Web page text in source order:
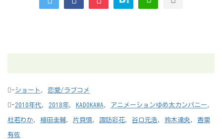
- ショート , 恋愛/ラブコメ
-2010年代, 2018年, KADOKAWA, アニメーションゆめ太カンパニー,
杜若わか, 植田圭輔, 片貝慎, 諏訪彩花, 谷口元浩, 鈴木達央, 香里
有佐